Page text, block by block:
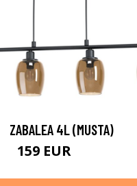
ZABALEA 4L (MUSTA)
159 EUR